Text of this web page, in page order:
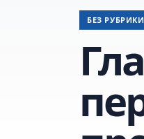
БЕЗ РУБРИКИ